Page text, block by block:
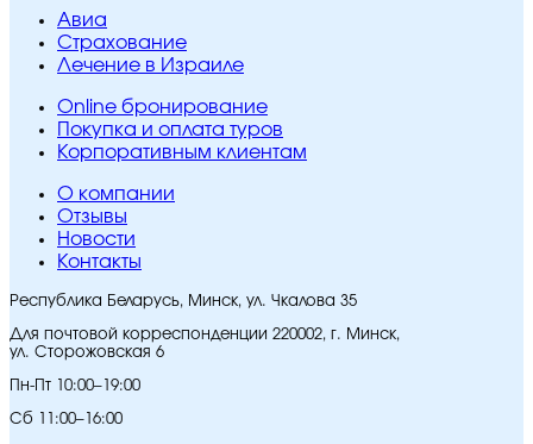
Авиа
Страхование
Лечение в Израиле
Online бронирование
Покупка и оплата туров
Корпоративным клиентам
O компании
Отзывы
Новости
Контакты
Республика Беларусь, Минск, ул. Чкалова 35
Для почтовой корреспонденции 220002, г. Минск,
ул. Сторожовская 6
Пн-Пт 10:00–19:00
Сб 11:00–16:00